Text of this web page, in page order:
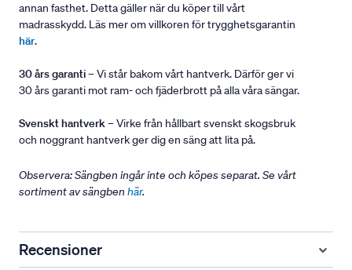
annan fasthet. Detta gäller när du köper till vårt
madrasskydd. Läs mer om villkoren för trygghetsgarantin
här.
30 års garanti– Vi står bakom vårt hantverk. Därför ger vi
30 års garanti mot ram- och fjäderbrott på alla våra sängar.
Svenskt hantverk– Virke från hållbart svenskt skogsbruk
och noggrant hantverk ger dig en säng att lita på.
Observera: Sängben ingår inte och köpes separat. Se vårt
sortiment av sängben här.
Recensioner